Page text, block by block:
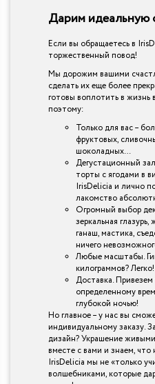
Дарим идеальную
Если вы обращаетесь в
торжественный повод!
Мы дорожим вашими
сделать их еще более
готовы воплотить в жизнь
поэтому:
Только для вас –
фруктовых,
шоколадных…
Дегустационный
торты с ягодами в
IrisDelicia и лично
лакомство
Огромный выбор
зеркальная
ганаш, мастика,
ничего
Любые масштабы.
килограммов?
Доставка.
определенному
глубокой ночью!
Но главное – у нас вы
индивидуальному заказу.
дизайн? Украшение
вместе с вами и знаем,
IrisDelicia мы не «только
волшебниками, которые